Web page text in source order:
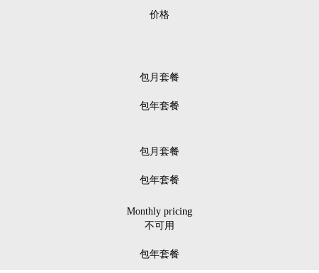
价格
包月套餐
包年套餐
包月套餐
包年套餐
Monthly pricing
不可用
包年套餐